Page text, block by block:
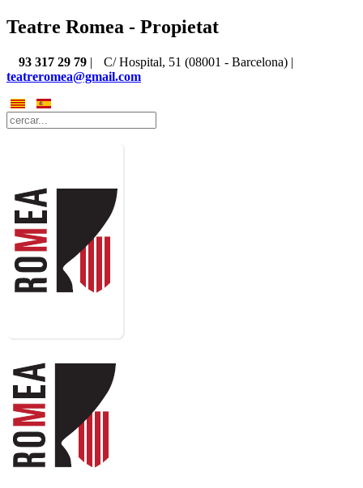
Teatre Romea - Propietat
93 317 29 79 |
C/ Hospital, 51 (08001 - Barcelona) |
teatreromea@gmail.com